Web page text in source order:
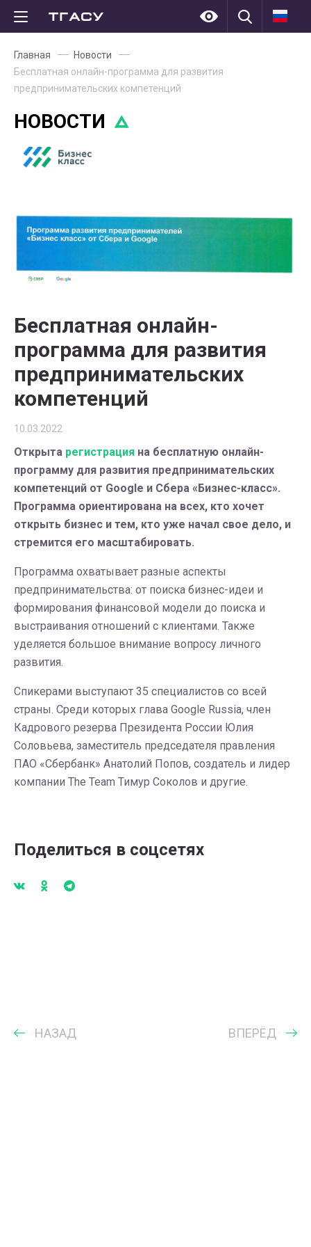
Главная
Новости
Бесплатная онлайн-программа для развития
предпринимательских компетенций
НОВОСТИ
Бесплатная онлайн-
программа для развития
предпринимательских
компетенций
10.03.2022
Открыта регистрация на бесплатную онлайн-
программу для развития предпринимательских
компетенций от Google и Сбера «Бизнес-класс».
Программа ориентирована на всех, кто хочет
открыть бизнес и тем, кто уже начал свое дело, и
стремится его масштабировать.
Программа охватывает разные аспекты
предпринимательства: от поиска бизнес-идеи и
формирования финансовой модели до поиска и
выстраивания отношений с клиентами. Также
уделяется большое внимание вопросу личного
развития.
Спикерами выступают 35 специалистов со всей
страны. Среди которых глава Google Russia, член
Кадрового резерва Президента России Юлия
Соловьева, заместитель председателя правления
ПАО «Сбербанк» Анатолий Попов, создатель и лидер
компании The Team Тимур Соколов и другие.
Поделиться в соцсетях
НАЗАД ВПЕРЁД